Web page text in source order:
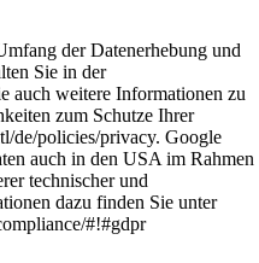
der Datenerhebung und
Sie in der
auch weitere Informationen zu
zum Schutze Ihrer
de/policies/privacy. Google
auch in den USA im Rahmen
technischer und
dazu finden Sie unter
#!#gdpr